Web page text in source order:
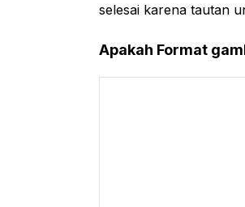
selesai karena tautan
Apakah Format